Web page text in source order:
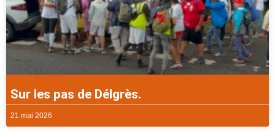
Sur les pas de Délgrès.
21 mai 2026